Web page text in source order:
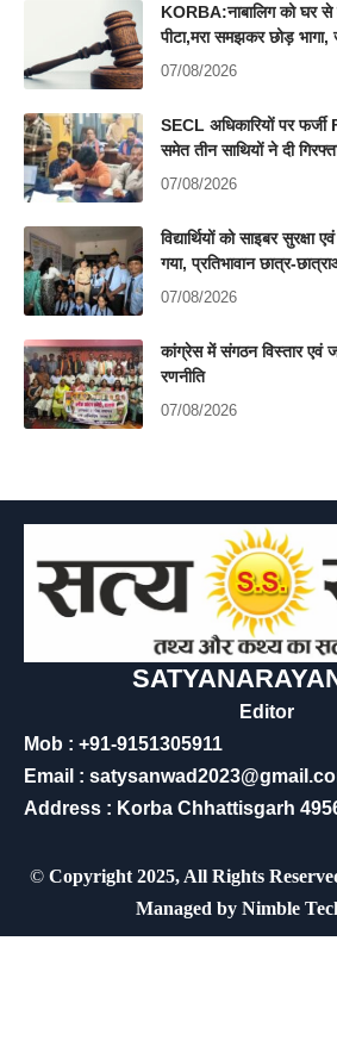
KORBA:नाबालिग को घर से
पीटा,मरा समझकर छोड़
07/08/2026
SECL अधिकारियों पर फर्जी
समेत तीन साथियों ने दी
07/08/2026
विद्यार्थियों को साइबर
गया, प्रतिभावान छात्र-
07/08/2026
कांग्रेस में संगठन विस्तार एवं
रणनीति
07/08/2026
Editor
Mob : +91-9151305911
Email :
Address : Korba Chhattisgarh
© Copyright 2025, All Rights
Managed by Nimble